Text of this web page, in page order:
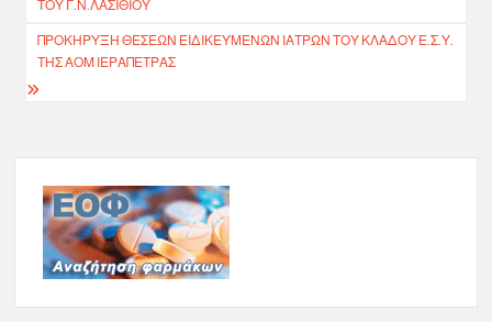
ΤΟΥ Γ.Ν.ΛΑΣΙΘΙΟΥ
ΠΡΟΚΗΡΥΞΗ ΘΕΣΕΩΝ ΕΙΔΙΚΕΥΜΕΝΩΝ ΙΑΤΡΩΝ ΤΟΥ ΚΛΑΔΟΥ Ε.Σ.Υ.
ΤΗΣ ΑΟΜ ΙΕΡΑΠΕΤΡΑΣ